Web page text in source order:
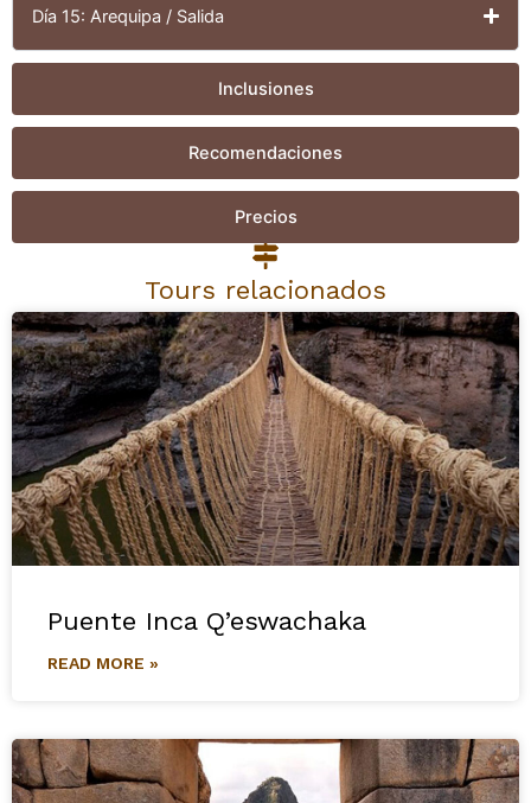
Inclusiones
Recomendaciones
Precios
Día 15: Arequipa / Salida
Tours relacionados
Puente Inca Q’eswachaka
READ MORE »